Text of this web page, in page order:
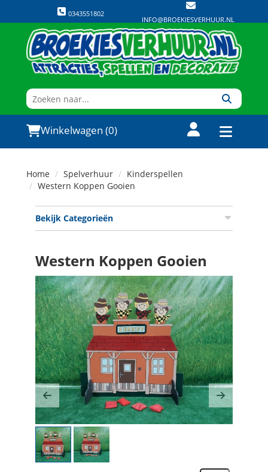
0343551802
INFO@BROEKIESVERHUUR.NL
Winkelwagen (0)
Home Spelverhuur
Kinderspellen
Western Koppen Gooien
Bekijk Categorieën
Western Koppen Gooien
Previous Next